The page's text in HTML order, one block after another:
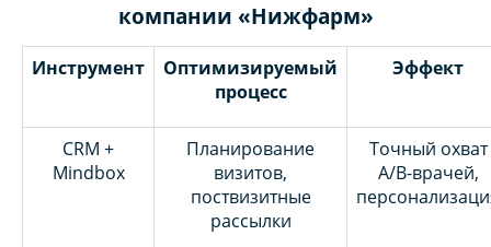
компании «Нижфарм»
Инструмент
Оптимизируемый
процесс
Эффект
CRM +
Mindbox
Планирование
визитов,
поствизитные
рассылки
Точный охват
A/B-врачей,